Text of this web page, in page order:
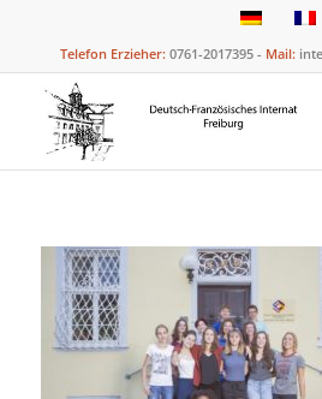
Telefon Erzieher: 0761-2017395 - Mail: